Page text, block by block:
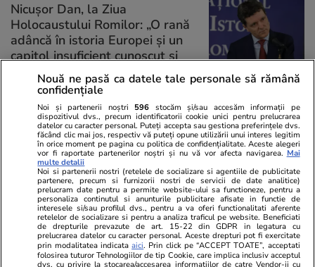
Nicuşor Dan, la Ziua
Holocaustului Romilor: „O rană
adâncă în istoria Europei și un
capitol insuficient cunoscut și
dezbătut”
PARTENERI
Nouă ne pasă ca datele tale personale să rămână
confidențiale
Noi și partenerii noștri 596 stocăm și/sau accesăm informații pe
dispozitivul dvs., precum identificatorii cookie unici pentru prelucrarea
datelor cu caracter personal. Puteți accepta sau gestiona preferințele dvs.
făcând clic mai jos, respectiv vă puteți opune utilizării unui interes legitim
în orice moment pe pagina cu politica de confidențialitate. Aceste alegeri
vor fi raportate partenerilor noștri și nu vă vor afecta navigarea. Mai
multe detalii
Noi si partenerii nostri (retelele de socializare si agentiile de publicitate
partenere, precum si furnizorii nostri de servicii de date analitice)
prelucram date pentru a permite website-ului sa functioneze, pentru a
personaliza continutul si anunturile publicitare afisate in functie de
interesele si/sau profilul dvs., pentru a va oferi functionalitati aferente
retelelor de socializare si pentru a analiza traficul pe website. Beneficiati
de drepturile prevazute de art. 15-22 din GDPR in legatura cu
prelucrarea datelor cu caracter personal. Aceste drepturi pot fi exercitate
prin modalitatea indicataaici. Prin click pe “ACCEPT TOATE”, acceptati
folosirea tuturor Tehnologiilor de tip Cookie, care implica inclusiv acceptul
dvs. cu privire la stocarea/accesarea informatiilor de catre Vendor-ii cu